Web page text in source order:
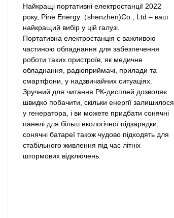
Найкращі портативні електростанції 2022
року, Pine Energy（shenzhen)Co., Ltd – ваш
найкращий вибір у цій галузі.
Портативна електростанція є важливою
частиною обладнання для забезпечення
роботи таких пристроїв, як медичне
обладнання, радіоприймачі, прилади та
смартфони, у надзвичайних ситуаціях.
Зручний для читання РК-дисплей дозволяє
швидко побачити, скільки енергії залишилося
у генератора, і ви можете придбати сонячні
панелі для більш екологічної підзарядки;
сонячні батареї також чудово підходять для
стабільного живлення під час літніх
штормових відключень.